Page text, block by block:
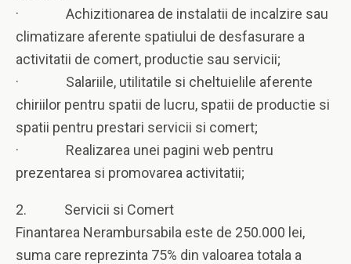
· Achizitionarea de instalatii de incalzire sau
climatizare aferente spatiului de desfasurare a
activitatii de comert, productie sau servicii;
· Salariile, utilitatile si cheltuielile aferente
chiriilor pentru spatii de lucru, spatii de productie si
spatii pentru prestari servicii si comert;
· Realizarea unei pagini web pentru
prezentarea si promovarea activitatii;
2. Servicii si Comert
Finantarea Nerambursabila este de 250.000 lei,
suma care reprezinta 75% din valoarea totala a